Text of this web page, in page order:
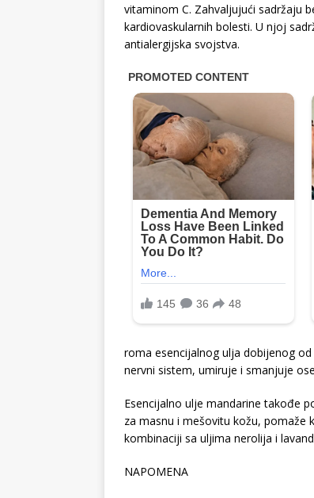
vitaminom C. Zahvaljujući sadržaju
kardiovaskularnih bolesti. U njoj
antialergijska svojstva.
roma esencijalnog ulja dobijenog
nervni sistem, umiruje i smanjuje
Esencijalno ulje mandarine takođe
za masnu i mešovitu kožu, pomaže
kombinaciji sa uljima nerolija i
NAPOMENA